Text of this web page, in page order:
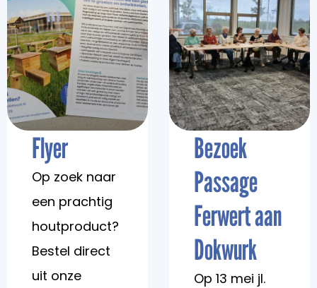
Flyer
Op zoek naar
een prachtig
houtproduct?
Bestel direct
uit onze
Bezoek
Passage
Ferwert aan
Dokwurk
Op 13 mei jl.